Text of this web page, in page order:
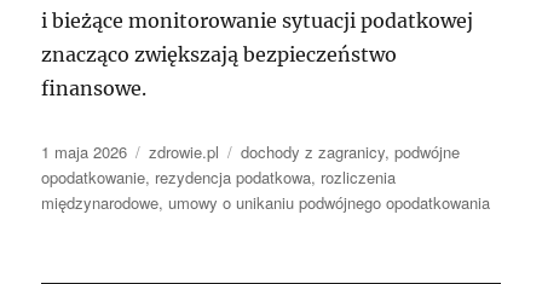
i bieżące monitorowanie sytuacji podatkowej
znacząco zwiększają bezpieczeństwo
finansowe.
Data
publikacji
1 maja 2026 Kategorie
zdrowie.pl Tagi
dochody z zagranicy,podwójne
opodatkowanie, rezydencja podatkowa, rozliczenia
międzynarodowe, umowy o unikaniu podwójnego opodatkowania